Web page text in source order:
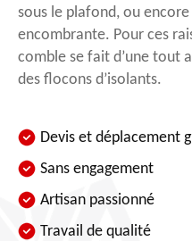
sous le plafond, ou
encombrante. Pour ces
comble se fait d’une tout
des flocons d’isolants.
Devis et déplacement
Sans engagement
Artisan passionné
Travail de qualité